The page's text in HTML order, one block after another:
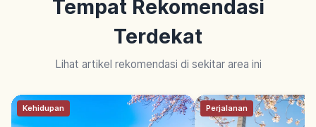
Tempat Rekomendasi
Terdekat
Lihat artikel rekomendasi di sekitar area ini
Kehidupan Perjalanan